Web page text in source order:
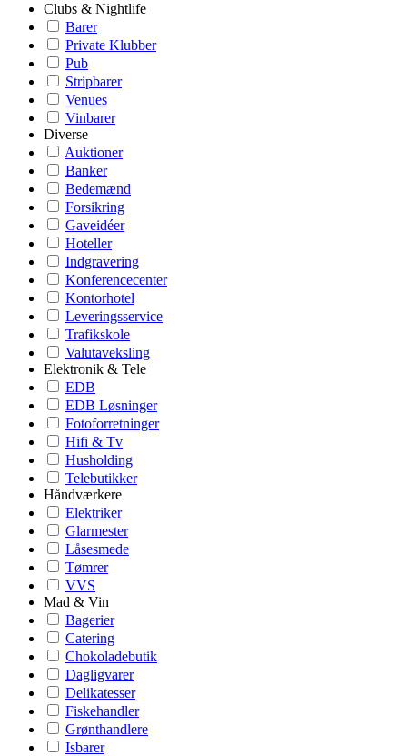
Clubs & Nightlife
Barer
Private Klubber
Pub
Stripbarer
Venues
Vinbarer
Diverse
Auktioner
Banker
Bedemænd
Forsikring
Gaveidéer
Hoteller
Indgravering
Konferencecenter
Kontorhotel
Leveringsservice
Trafikskole
Valutaveksling
Elektronik & Tele
EDB
EDB Løsninger
Fotoforretninger
Hifi & Tv
Husholding
Telebutikker
Håndværkere
Elektriker
Glarmester
Låsesmede
Tømrer
VVS
Mad & Vin
Bagerier
Catering
Chokoladebutik
Dagligvarer
Delikatesser
Fiskehandler
Grønthandlere
Isbarer